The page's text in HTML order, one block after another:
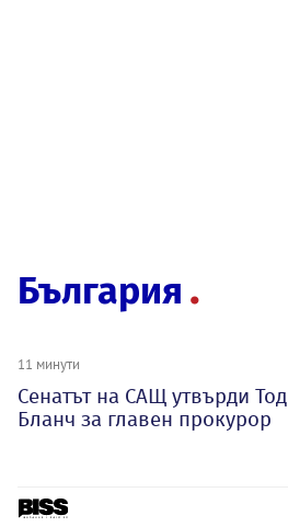
България
11 минути
Сенатът на САЩ утвърди Тод
Бланч за главен прокурор